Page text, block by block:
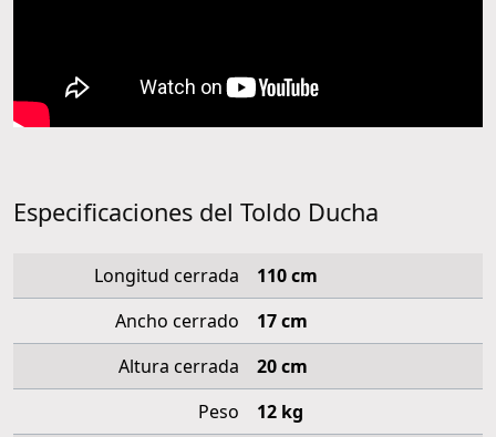
Especificaciones del Toldo Ducha
Longitud cerrada
110 cm
Ancho cerrado
17 cm
Altura cerrada
20 cm
Peso
12 kg